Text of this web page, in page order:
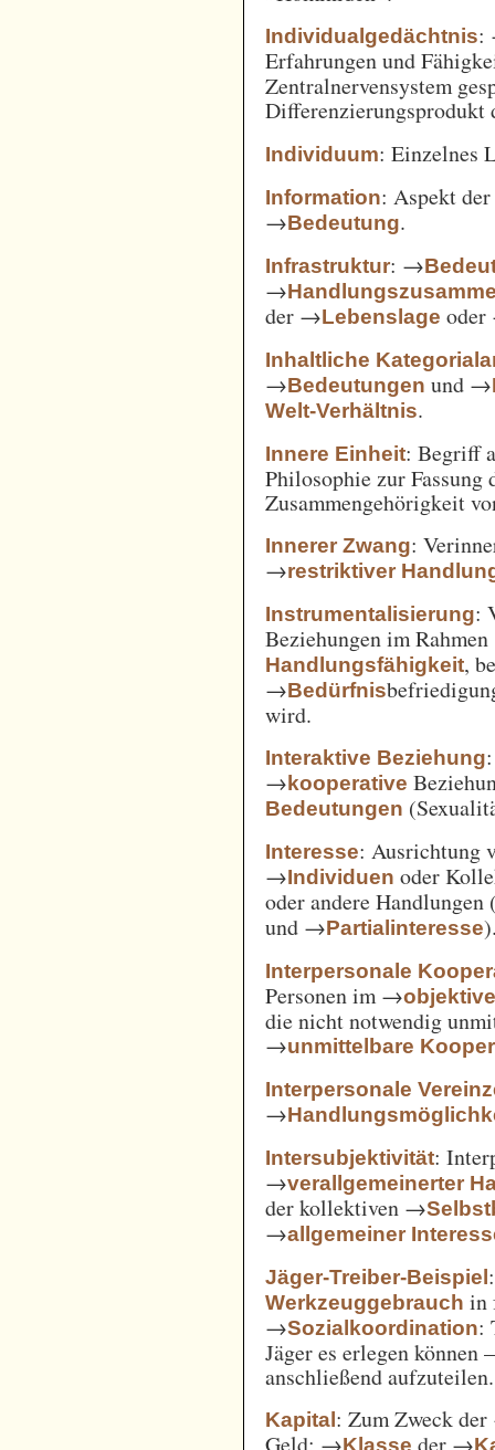
Individualgedächtnis:
Erfahrungen und
Zentralnervensystem
Individuum: Einzelnes
Information: Aspekt
→Bedeutung.
Infrastruktur: →
→
der →Lebenslage
Inhaltliche
→Bedeutungen und →
Welt-Verhältnis.
Innere Einheit: Begriff
Philosophie zur
Zusammengehörigkeit
Innerer Zwang:
→restriktiver
Instrumentalisierung:
Beziehungen im
Handlungsfähigkeit,
→Bedürfnis
wird.
Interaktive Beziehung
→kooperative
Bedeutungen
Interesse: Ausrichtung
→Individuen oder
oder andere
und →Partialinteresse
Interpersonale
Personen im →
die nicht notwendig
→unmittelbare
Interpersonale
→
Intersubjektivität:
→verallgemeinerter
der kollektiven →
→allgemeiner
Jäger-Treiber-Beispiel
Werkzeuggebrauch in
→Sozialkoordination:
Jäger es erlegen
anschließend aufzuteilen.
Kapital: Zum Zweck
Geld; →Klasse der →